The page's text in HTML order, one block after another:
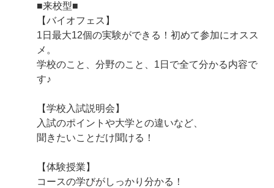
■来校型■
【バイオフェス】
1日最大12個の実験ができる！初めて参加にオスス
メ。
学校のこと、分野のこと、1日で全て分かる内容で
す♪
【学校入試説明会】
入試のポイントや大学との違いなど、
聞きたいことだけ聞ける！
【体験授業】
コースの学びがしっかり分かる！